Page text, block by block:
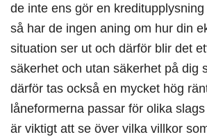
de inte ens gör en
så har de ingen aning om hur din
situation ser ut och därför blir det
säkerhet och utan säkerhet på dig
därför tas också en mycket hög
låneformerna passar för olika
är viktigt att se över vilka villkor